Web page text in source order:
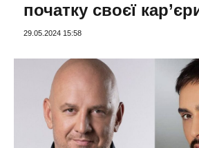
початку своєї
29.05.2024 15:58